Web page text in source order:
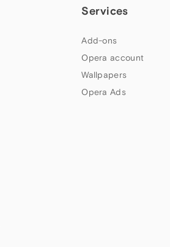
Services
Add-ons
Opera account
Wallpapers
Opera Ads